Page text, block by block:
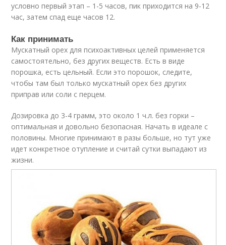
условно первый этап – 1-5 часов, пик приходится на 9-12
час, затем спад еще часов 12.
Как принимать
Мускатный орех для психоактивных целей применяется
самостоятельно, без других веществ. Есть в виде
порошка, есть цельный. Если это порошок, следите,
чтобы там был только мускатный орех без других
приправ или соли с перцем.
Дозировка до 3-4 грамм, это около 1 ч.л. без горки –
оптимальная и довольно безопасная. Начать в идеале с
половины. Многие принимают в разы больше, но тут уже
идет конкретное отупление и считай сутки выпадают из
жизни.